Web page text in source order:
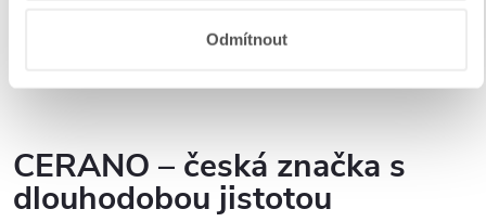
Odmítnout
provedení, abyste si mohli vybrat přesně podle svých
CERANO – česká značka s
dlouhodobou jistotou